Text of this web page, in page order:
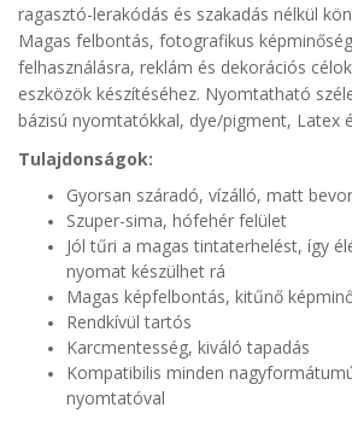
ragasztó-lerakódás és szakadás nélkül
Magas felbontás, fotografikus
felhasználásra, reklám és dekorációs
eszközök készítéséhez. Nyomtatható
bázisú nyomtatókkal, dye/pigment, Latex
Tulajdonságok:
Gyorsan száradó, vízálló, matt
Szuper-sima, hófehér felület
Jól tűri a magas tintaterhelést, így
nyomat készülhet rá
Magas képfelbontás, kitűnő
Rendkívül tartós
Karcmentesség, kiváló tapadás
Kompatibilis minden
nyomtatóval